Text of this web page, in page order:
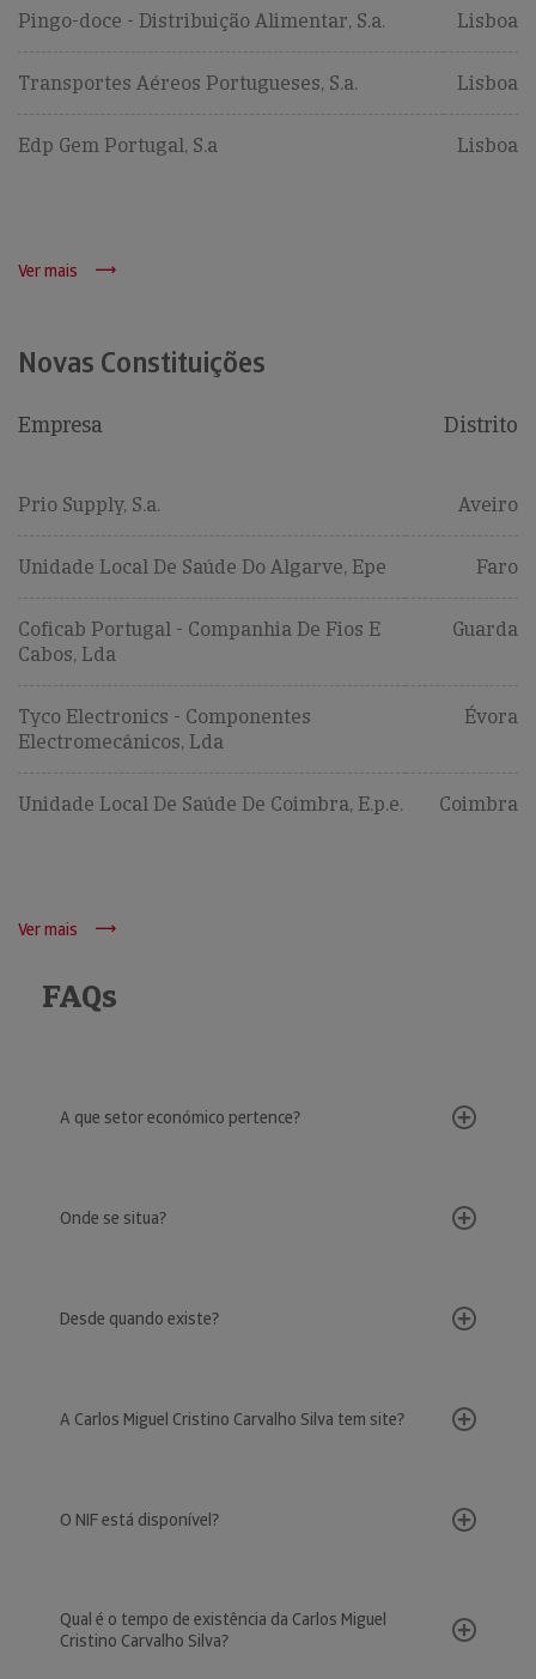
Pingo-doce - Distribuição Alimentar, S.a. Lisboa
Transportes Aéreos Portugueses, S.a. Lisboa
Edp Gem Portugal, S.a Lisboa
Ver mais
Novas Constituições
Empresa Distrito
Prio Supply, S.a. Aveiro
Unidade Local De Saúde Do Algarve, Epe Faro
Coficab Portugal - Companhia De Fios E
Cabos, Lda
Guarda
Tyco Electronics - Componentes
Electromecânicos, Lda
Évora
Unidade Local De Saúde De Coimbra, E.p.e. Coimbra
Ver mais
FAQs
A que setor económico pertence?
Onde se situa?
Desde quando existe?
A Carlos Miguel Cristino Carvalho Silva tem site?
O NIF está disponível?
Qual é o tempo de existência da Carlos Miguel
Cristino Carvalho Silva?